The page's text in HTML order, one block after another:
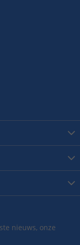
nieuws, onze